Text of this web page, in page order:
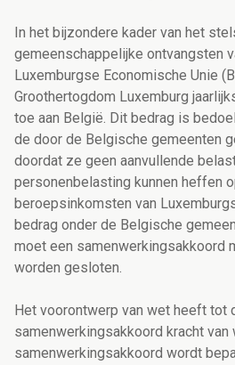
In het bijzondere kader van het
gemeenschappelijke ontvangsten
Luxemburgse Economische Unie
Groothertogdom Luxemburg
toe aan België. Dit bedrag is
de door de Belgische gemeenten
doordat ze geen aanvullende
personenbelasting kunnen heffen
beroepsinkomsten van
bedrag onder de Belgische
moet een samenwerkingsakkoord
worden gesloten.
Het voorontwerp van wet heeft tot
samenwerkingsakkoord kracht van
samenwerkingsakkoord wordt